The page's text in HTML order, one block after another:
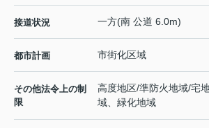
接道状況 一方(南 公道 6.0m)
都市計画 市街化区域
その他法令上の制
限
高度地区/準防火地域/宅
域、緑化地域